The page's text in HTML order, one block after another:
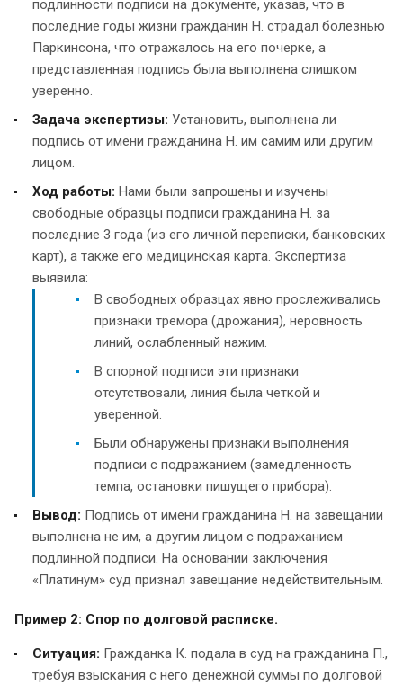
подлинности подписи на документе, указав, что в
последние годы жизни гражданин Н. страдал болезнью
Паркинсона, что отражалось на его почерке, а
представленная подпись была выполнена слишком
уверенно.
Задача экспертизы: Установить, выполнена ли
подпись от имени гражданина Н. им самим или другим
лицом.
Ход работы: Нами были запрошены и изучены
свободные образцы подписи гражданина Н. за
последние 3 года (из его личной переписки, банковских
карт), а также его медицинская карта. Экспертиза
выявила:
В свободных образцах явно прослеживались
признаки тремора (дрожания), неровность
линий, ослабленный нажим.
В спорной подписи эти признаки
отсутствовали, линия была четкой и
уверенной.
Были обнаружены признаки выполнения
подписи с подражанием (замедленность
темпа, остановки пишущего прибора).
Вывод: Подпись от имени гражданина Н. на завещании
выполнена не им, а другим лицом с подражанием
подлинной подписи. На основании заключения
«Платинум» суд признал завещание недействительным.
Пример 2: Спор по долговой расписке.
Ситуация: Гражданка К. подала в суд на гражданина П.,
требуя взыскания с него денежной суммы по долговой